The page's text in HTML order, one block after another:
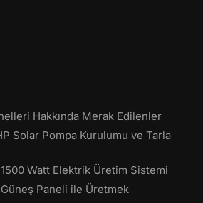
Hakkında Merak Edilenler
Solar Pompa Kurulumu ve Tarla
Watt Elektrik Üretim Sistemi
Paneli ile Üretmek